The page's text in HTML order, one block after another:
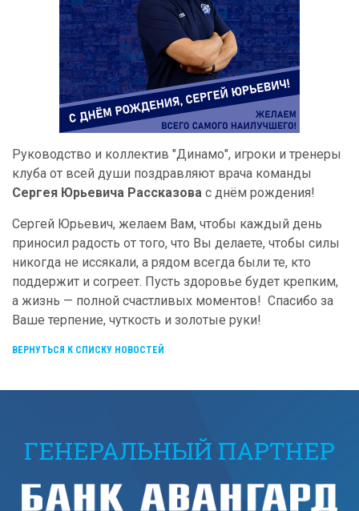
Руководство и коллектив "Динамо", игроки и тренеры
клуба от всей души поздравляют врача команды
Сергея Юрьевича Рассказова с днём рождения!
Сергей Юрьевич, желаем Вам, чтобы каждый день
приносил радость от того, что Вы делаете, чтобы силы
никогда не иссякали, а рядом всегда были те, кто
поддержит и согреет. Пусть здоровье будет крепким,
а жизнь — полной счастливых моментов! Спасибо за
Ваше терпение, чуткость и золотые руки!
ВЕРНУТЬСЯ К СПИСКУ НОВОСТЕЙ
ГЕНЕРАЛЬНЫЙ ПАРТНЕР